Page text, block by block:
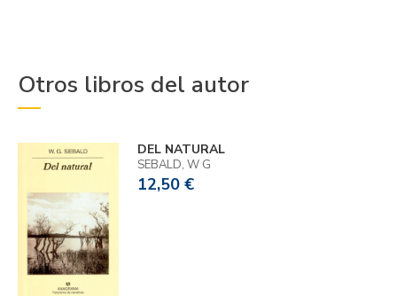
Otros libros del autor
DEL NATURAL
SEBALD, W G
12,50 €